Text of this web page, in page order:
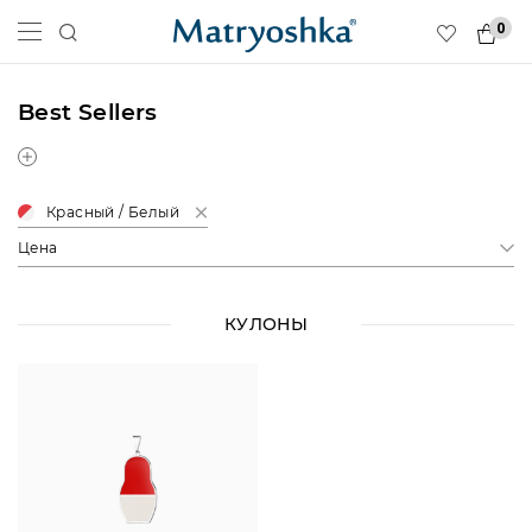
0
Best Sellers
Красный / Белый
Цена
КУЛОНЫ